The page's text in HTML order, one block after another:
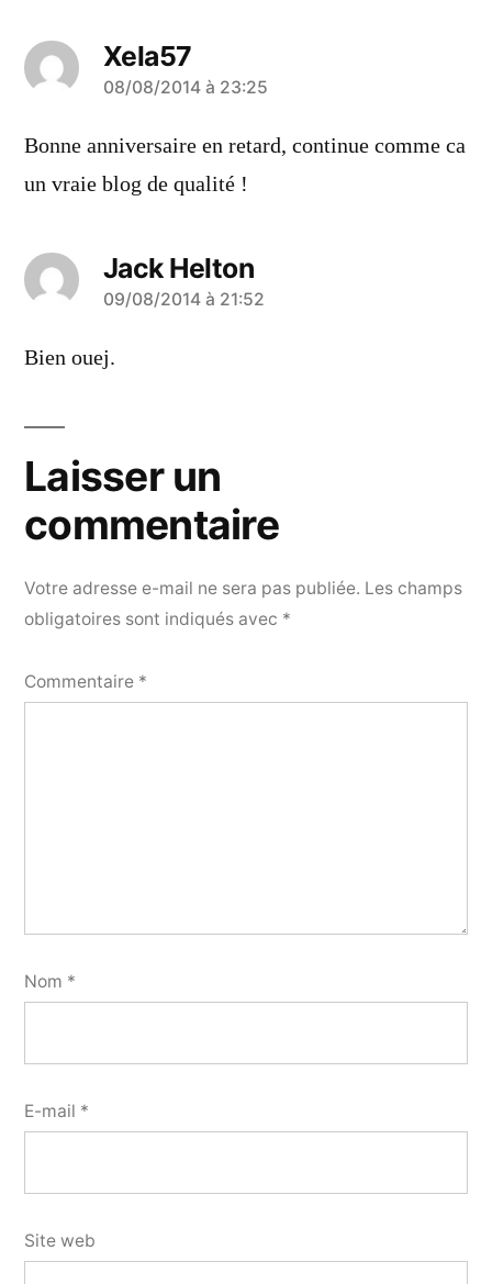
Xela57
a
dit :
08/08/2014 à 23:25
Bonne anniversaire en retard, continue comme ca
un vraie blog de qualité !
Jack Helton
a
dit :
09/08/2014 à 21:52
Bien ouej.
Laisser un
commentaire
Votre adresse e-mail ne sera pas publiée. Les champs
obligatoires sont indiqués avec *
Commentaire *
Nom *
E-mail *
Site web